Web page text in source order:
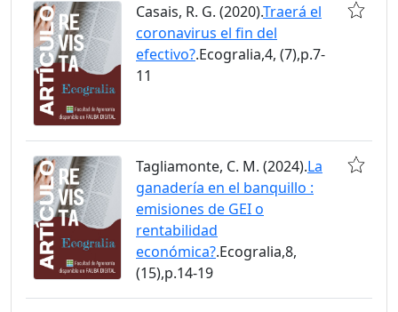
Casais, R. G. (2020).Traerá el
coronavirus el fin del
efectivo?.Ecogralia,4, (7),p.7-
11
Tagliamonte, C. M. (2024).La
ganadería en el banquillo :
emisiones de GEI o
rentabilidad
económica?.Ecogralia,8,
(15),p.14-19